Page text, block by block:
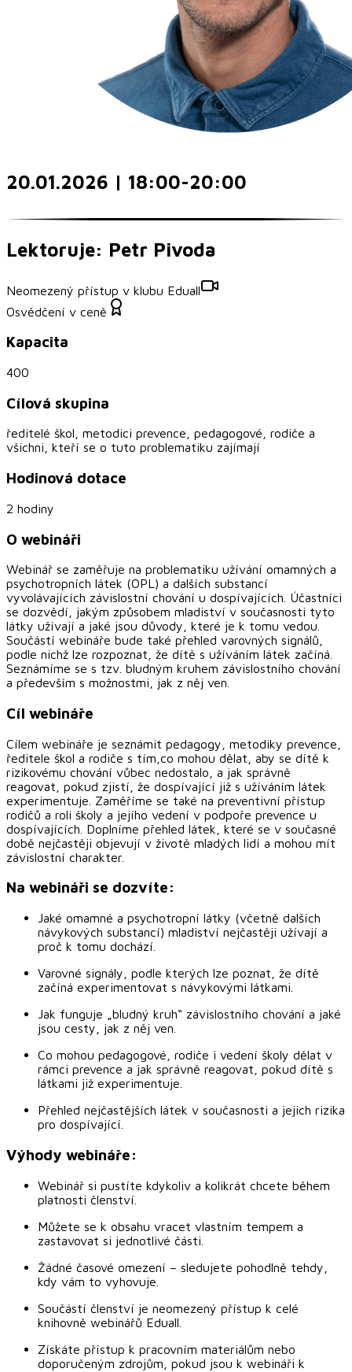
20.01.2026 | 18:00-20:00
Lektoruje: Petr Pivoda
Neomezený přístup v klubu Eduall
Osvědčení v ceně
Kapacita
400
Cílová skupina
ředitelé škol, metodici prevence, pedagogové, rodiče a
všichni, kteří se o tuto problematiku zajímají
Hodinová dotace
2 hodiny
O webináři
Webinář se zaměřuje na problematiku užívání omamných a
psychotropních látek (OPL) a dalších substancí
vyvolávajících závislostní chování u dospívajících. Účastníci
se dozvědí, jakým způsobem mladiství v současnosti tyto
látky užívají a jaké jsou důvody, které je k tomu vedou.
Součástí webináře bude také přehled varovných signálů,
podle nichž lze rozpoznat, že dítě s užíváním látek začíná.
Seznámíme se s tzv. bludným kruhem závislostního chování
a především s možnostmi, jak z něj ven.
Cíl webináře
Cílem webináře je seznámit pedagogy, metodiky prevence,
ředitele škol a rodiče s tím,co mohou dělat, aby se dítě k
rizikovému chování vůbec nedostalo, a jak správně
reagovat, pokud zjistí, že dospívající již s užíváním látek
experimentuje. Zaměříme se také na preventivní přístup
rodičů a roli školy a jejího vedení v podpoře prevence u
dospívajících. Doplníme přehled látek, které se v současné
době nejčastěji objevují v životě mladých lidí a mohou mít
závislostní charakter.
Na webináři se dozvíte:
Jaké omamné a psychotropní látky (včetně dalších
návykových substancí) mladiství nejčastěji užívají a
proč k tomu dochází.
Varovné signály, podle kterých lze poznat, že dítě
začíná experimentovat s návykovými látkami.
Jak funguje „bludný kruh“ závislostního chování a jaké
jsou cesty, jak z něj ven.
Co mohou pedagogové, rodiče i vedení školy dělat v
rámci prevence a jak správně reagovat, pokud dítě s
látkami již experimentuje.
Přehled nejčastějších látek v současnosti a jejich rizika
pro dospívající.
Výhody webináře:
Webinář si pustíte kdykoliv a kolikrát chcete během
platnosti členství.
Můžete se k obsahu vracet vlastním tempem a
zastavovat si jednotlivé části.
Žádné časové omezení – sledujete pohodlně tehdy,
kdy vám to vyhovuje.
Součástí členství je neomezený přístup k celé
knihovně webinářů Eduall.
Získáte přístup k pracovním materiálům nebo
doporučeným zdrojům, pokud jsou k webináři k